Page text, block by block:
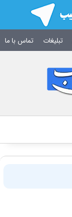
تبلیغات تماس با ما